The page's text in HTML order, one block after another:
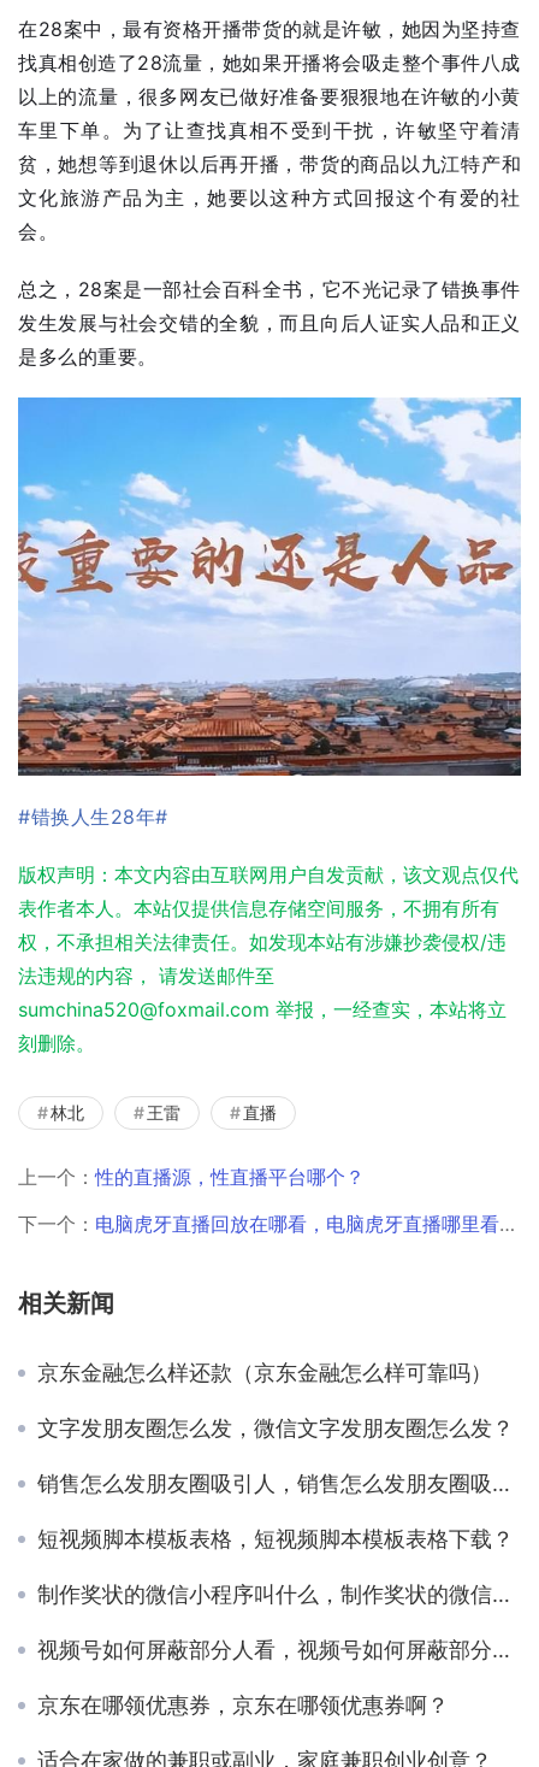
在28案中，最有资格开播带货的就是许敏，她因为坚持查
找真相创造了28流量，她如果开播将会吸走整个事件八成
以上的流量，很多网友已做好准备要狠狠地在许敏的小黄
车里下单。为了让查找真相不受到干扰，许敏坚守着清
贫，她想等到退休以后再开播，带货的商品以九江特产和
文化旅游产品为主，她要以这种方式回报这个有爱的社
会。
总之，28案是一部社会百科全书，它不光记录了错换事件
发生发展与社会交错的全貌，而且向后人证实人品和正义
是多么的重要。
#错换人生28年#
版权声明：本文内容由互联网用户自发贡献，该文观点仅代
表作者本人。本站仅提供信息存储空间服务，不拥有所有
权，不承担相关法律责任。如发现本站有涉嫌抄袭侵权/违
法违规的内容， 请发送邮件至
sumchina520@foxmail.com 举报，一经查实，本站将立
刻删除。
林北 王雷 直播
上一个：性的直播源，性直播平台哪个？
下一个： 电脑虎牙直播回放在哪看，电脑虎牙直播哪里看回放？
相关新闻
京东金融怎么样还款（京东金融怎么样可靠吗）
文字发朋友圈怎么发，微信文字发朋友圈怎么发？
销售怎么发朋友圈吸引人，销售怎么发朋友圈吸引人文案？
短视频脚本模板表格，短视频脚本模板表格下载？
制作奖状的微信小程序叫什么，制作奖状的微信小程序叫什么名字？
视频号如何屏蔽部分人看，视频号如何屏蔽部分人看我的作品？
京东在哪领优惠券，京东在哪领优惠券啊？
适合在家做的兼职或副业，家庭兼职创业创意？